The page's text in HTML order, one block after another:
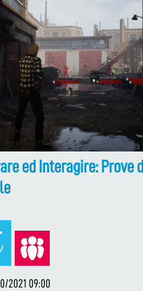
ed Interagire: Prove
2021 09:00